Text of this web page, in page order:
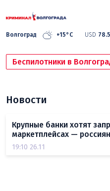
Волгоград +15°C USD
Беспилотники в
Новости
Крупные банки хотят
маркетплейсах —
19:10 26.11